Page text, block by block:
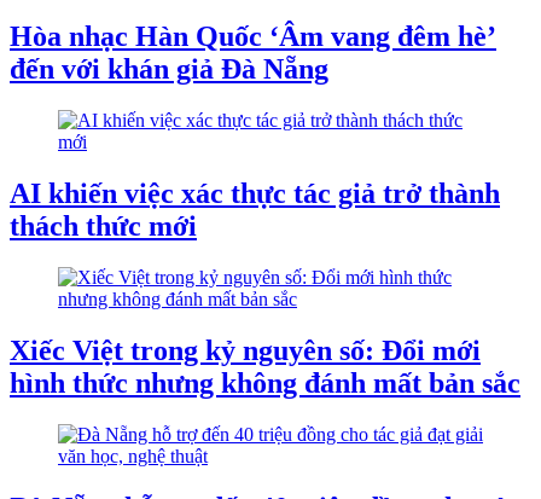
Hòa nhạc Hàn Quốc ‘Âm vang đêm hè’
đến với khán giả Đà Nẵng
AI khiến việc xác thực tác giả trở thành
thách thức mới
Xiếc Việt trong kỷ nguyên số: Đổi mới
hình thức nhưng không đánh mất bản sắc